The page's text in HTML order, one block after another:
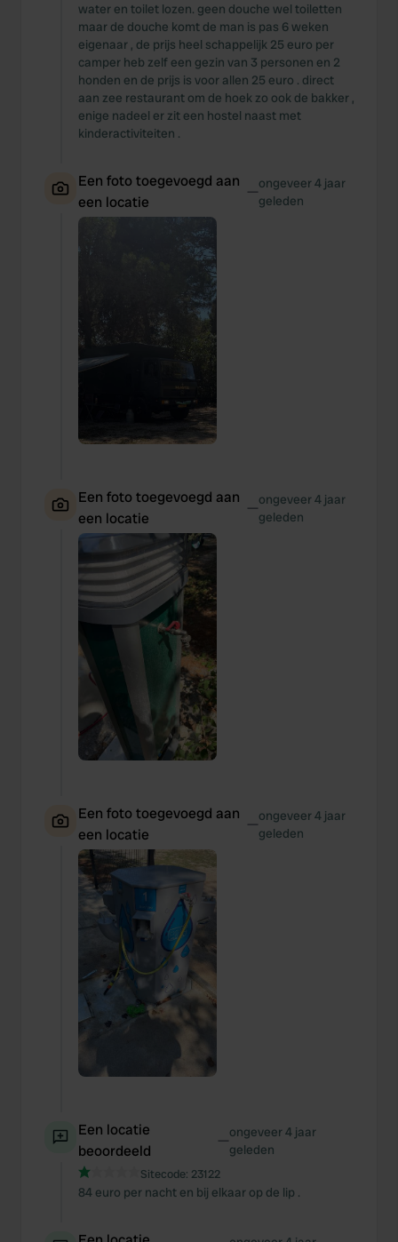
water en toilet lozen. geen douche wel toiletten
maar de douche komt de man is pas 6 weken
eigenaar , de prijs heel schappelijk 25 euro per
camper heb zelf een gezin van 3 personen en 2
honden en de prijs is voor allen 25 euro . direct
aan zee restaurant om de hoek zo ook de bakker ,
enige nadeel er zit een hostel naast met
kinderactiviteiten .
Een foto toegevoegd aan
een locatie
—ongeveer 4 jaar
geleden
Een foto toegevoegd aan
een locatie
—ongeveer 4 jaar
geleden
Een foto toegevoegd aan
een locatie
—ongeveer 4 jaar
geleden
Een locatie
beoordeeld
—ongeveer 4 jaar
geleden
Sitecode: 23122
84 euro per nacht en bij elkaar op de lip .